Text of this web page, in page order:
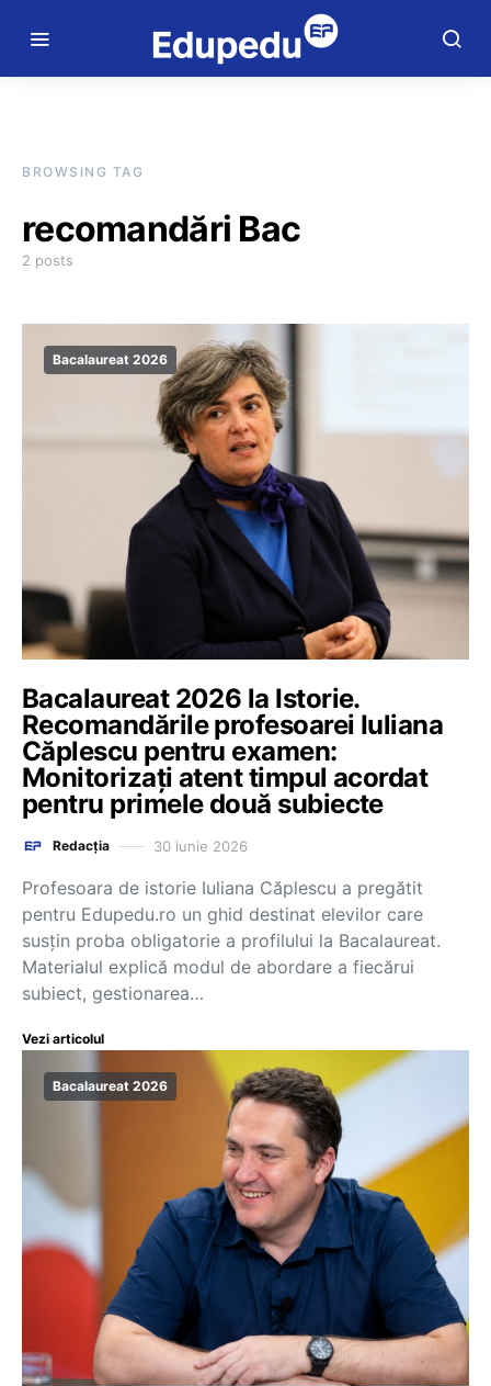
BROWSING TAG
recomandări Bac
2 posts
Bacalaureat 2026
Bacalaureat 2026 la Istorie.
Recomandările profesoarei Iuliana
Căplescu pentru examen:
Monitorizați atent timpul acordat
pentru primele două subiecte
Redacția 30 iunie 2026
Profesoara de istorie Iuliana Căplescu a pregătit
pentru Edupedu.ro un ghid destinat elevilor care
susțin proba obligatorie a profilului la Bacalaureat.
Materialul explică modul de abordare a fiecărui
subiect, gestionarea…
Vezi articolul
Bacalaureat 2026